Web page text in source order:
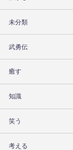
未分類
武勇伝
癒す
知識
笑う
考える